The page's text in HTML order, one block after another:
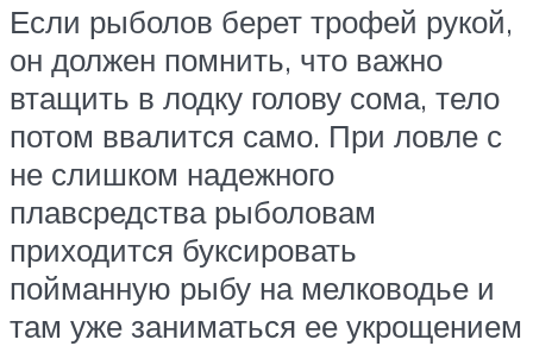
Если рыболов берет трофей рукой,
он должен помнить, что важно
втащить в лодку голову сома, тело
потом ввалится само. При ловле с
не слишком надежного
плавсредства рыболовам
приходится буксировать
пойманную рыбу на мелководье и
там уже заниматься ее укрощением